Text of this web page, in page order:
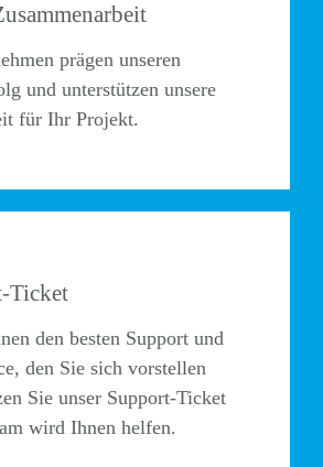
prägen unseren
und unterstützen unsere
für Ihr Projekt.
Ticket
den besten Support und
den Sie sich vorstellen
Sie unser Support-Ticket
wird Ihnen helfen.